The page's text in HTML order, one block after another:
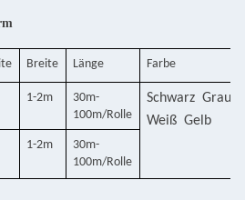
Breite Länge Farbe
1-2m
30m-
100m/Rolle
Schwarz Grau
Weiß Gelb
1-2m
30m-
100m/Rolle